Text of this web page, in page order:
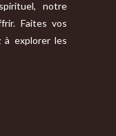
notre
Faites vos
à explorer les